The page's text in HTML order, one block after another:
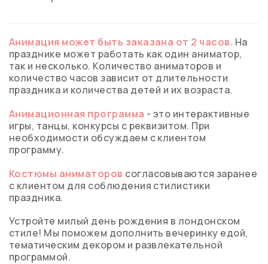
Анимация может быть заказана от 2 часов. На
празднике может работать как один аниматор,
так и несколько. Количество аниматоров и
количество часов зависит от длительности
праздника и количества детей и их возраста.
Анимационная программа - это интерактивные
игры, танцы, конкурсы с реквизитом. При
необходимости обсуждаем с клиентом
программу.
Костюмы аниматоров согласовываются заранее
с клиентом для соблюдения стилистики
праздника.
Устройте милый день рождения в лондонском
стиле! Мы поможем дополнить вечеринку едой,
тематическим декором и развлекательной
программой.